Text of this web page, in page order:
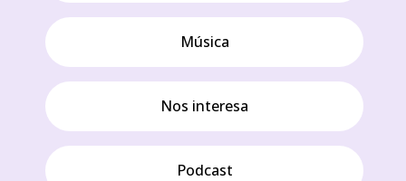
Música
Nos interesa
Podcast